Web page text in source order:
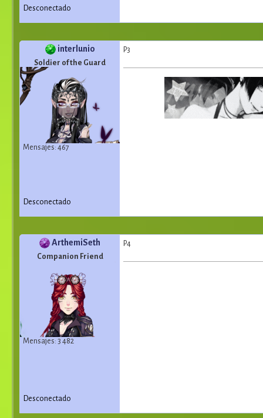
Desconectado
interlunio
Soldier of the Guard
Mensajes: 467
P3
Desconectado
ArthemiSeth
Companion Friend
Mensajes: 3 482
P4
Desconectado